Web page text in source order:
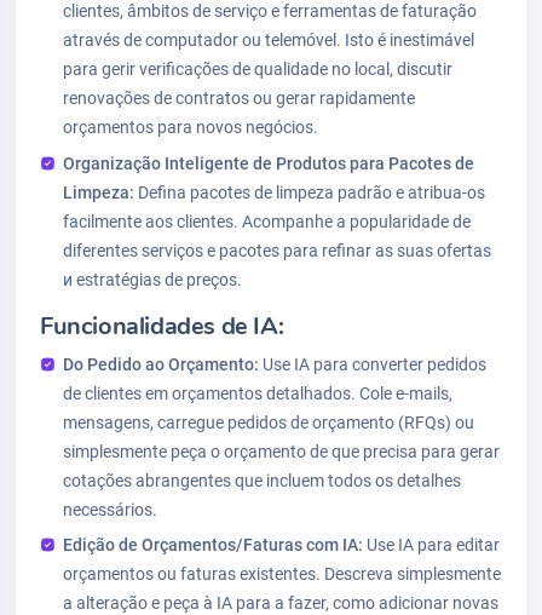
clientes, âmbitos de serviço e ferramentas de faturação
através de computador ou telemóvel. Isto é inestimável
para gerir verificações de qualidade no local, discutir
renovações de contratos ou gerar rapidamente
orçamentos para novos negócios.
Organização Inteligente de Produtos para Pacotes de
Limpeza: Defina pacotes de limpeza padrão e atribua-os
facilmente aos clientes. Acompanhe a popularidade de
diferentes serviços e pacotes para refinar as suas ofertas
и estratégias de preços.
Funcionalidades de IA:
Do Pedido ao Orçamento: Use IA para converter pedidos
de clientes em orçamentos detalhados. Cole e-mails,
mensagens, carregue pedidos de orçamento (RFQs) ou
simplesmente peça o orçamento de que precisa para gerar
cotações abrangentes que incluem todos os detalhes
necessários.
Edição de Orçamentos/Faturas com IA: Use IA para editar
orçamentos ou faturas existentes. Descreva simplesmente
a alteração e peça à IA para a fazer, como adicionar novas